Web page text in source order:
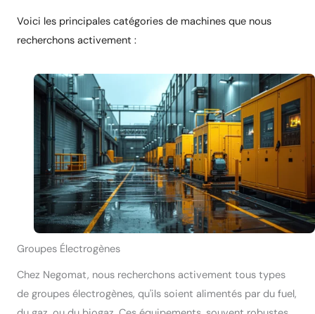
Voici les principales catégories de machines que nous
recherchons activement :
Groupes Électrogènes
Chez Negomat, nous recherchons activement tous types
de groupes électrogènes, qu'ils soient alimentés par du fuel,